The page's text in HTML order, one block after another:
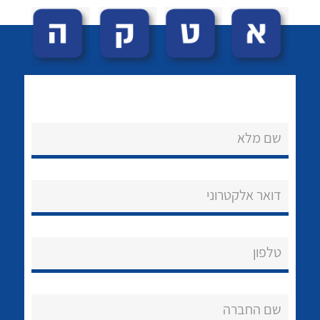
שירותי תמיכה
לכל מוצרי היצרן לכל מוצרי היצרן
שם מלא
דואר אלקטרוני
טלפון
שם החברה